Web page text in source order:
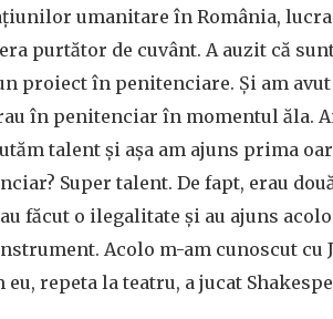
umanitare în România, lucra
purtător de cuvânt. A auzit că
proiect în penitenciare. Și am avut
în penitenciar în momentul ăla.
talent și așa am ajuns prima
Super talent. De fapt, erau
făcut o ilegalitate și au ajuns
Acolo m-am cunoscut cu
repeta la teatru, a jucat